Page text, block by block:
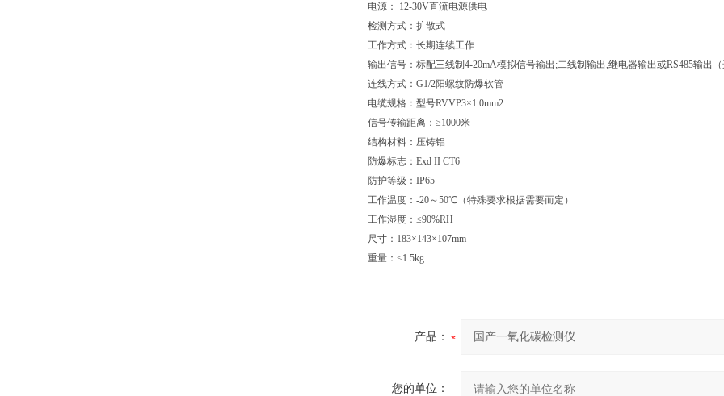
电源： 12-30V直流电源供电
检测方式：扩散式
工作方式：长期连续工作
输出信号：标配三线制4-20mA模拟信号输出;二线制输出,继电器输出或RS485输出
连线方式：G1/2阳螺纹防爆软管
电缆规格：型号RVVP3×1.0mm2
信号传输距离：≥1000米
结构材料：压铸铝
防爆标志：Exd II CT6
防护等级：IP65
工作温度：-20～50℃（特殊要求根据需要而定）
工作湿度：≤90%RH
尺寸：183×143×107mm
重量：≤1.5kg
产品：
您的单位：